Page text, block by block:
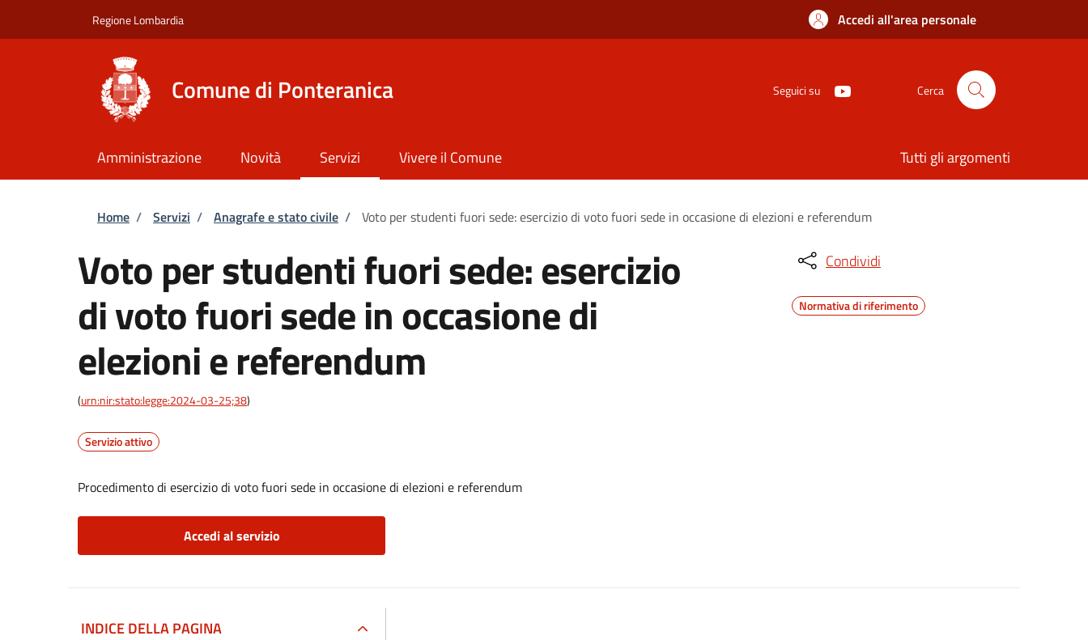
Regione Lombardia Accedi all'area personale
Comune di Ponteranica Seguici su Cerca
Amministrazione Novità Servizi Vivere il Comune Tutti gli argomenti
Briciole di pane
Home / Servizi / Anagrafe e stato civile / Voto per studenti fuori sede: esercizio di voto fuori sede in occasione di elezioni e referendum
Voto per studenti fuori sede: esercizio
di voto fuori sede in occasione di
elezioni e referendum
(urn:nir:stato:legge:2024-03-25;38)
Servizio attivo
Procedimento di esercizio di voto fuori sede in occasione di elezioni e referendum
Accedi al servizio
Condividi
Normativa di riferimento
INDICE DELLA PAGINA